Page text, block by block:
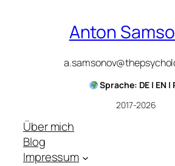
Anton
Sprache: DE | EN |
2017-2026
Über mich
Blog
Impressum